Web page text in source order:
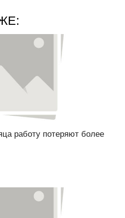
работу потеряют более